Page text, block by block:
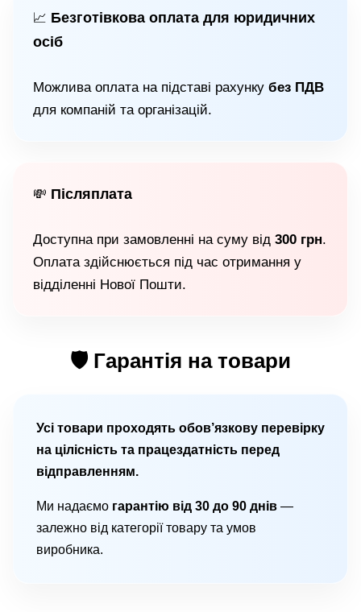
📈 Безготівкова оплата для юридичних
осіб
Можлива оплата на підставі рахунку без ПДВ
для компаній та організацій.
💸 Післяплата
Доступна при замовленні на суму від 300 грн.
Оплата здійснюється під час отримання у
відділенні Нової Пошти.
🛡 Гарантія на товари
Усі товари проходять обов’язкову перевірку
на цілісність та працездатність перед
відправленням.
Ми надаємо гарантію від 30 до 90 днів —
залежно від категорії товару та умов
виробника.